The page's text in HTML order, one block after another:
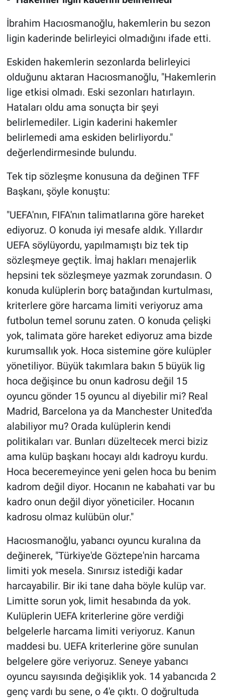
İbrahim Hacıosmanoğlu, hakemlerin bu sezon
ligin kaderinde belirleyici olmadığını ifade etti.
Eskiden hakemlerin sezonlarda belirleyici
olduğunu aktaran Hacıosmanoğlu, "Hakemlerin
lige etkisi olmadı. Eski sezonları hatırlayın.
Hataları oldu ama sonuçta bir şeyi
belirlemediler. Ligin kaderini hakemler
belirlemedi ama eskiden belirliyordu."
değerlendirmesinde bulundu.
Tek tip sözleşme konusuna da değinen TFF
Başkanı, şöyle konuştu:
"UEFA'nın, FIFA'nın talimatlarına göre hareket
ediyoruz. O konuda iyi mesafe aldık. Yıllardır
UEFA söylüyordu, yapılmamıştı biz tek tip
sözleşmeye geçtik. İmaj hakları menajerlik
hepsini tek sözleşmeye yazmak zorundasın. O
konuda kulüplerin borç batağından kurtulması,
kriterlere göre harcama limiti veriyoruz ama
futbolun temel sorunu zaten. O konuda çelişki
yok, talimata göre hareket ediyoruz ama bizde
kurumsallık yok. Hoca sistemine göre kulüpler
yönetiliyor. Büyük takımlara bakın 5 büyük lig
hoca değişince bu onun kadrosu değil 15
oyuncu gönder 15 oyuncu al diyebilir mi? Real
Madrid, Barcelona ya da Manchester United'da
alabiliyor mu? Orada kulüplerin kendi
politikaları var. Bunları düzeltecek merci biziz
ama kulüp başkanı hocayı aldı kadroyu kurdu.
Hoca beceremeyince yeni gelen hoca bu benim
kadrom değil diyor. Hocanın ne kabahati var bu
kadro onun değil diyor yöneticiler. Hocanın
kadrosu olmaz kulübün olur."
Hacıosmanoğlu, yabancı oyuncu kuralına da
değinerek, "Türkiye'de Göztepe'nin harcama
limiti yok mesela. Sınırsız istediği kadar
harcayabilir. Bir iki tane daha böyle kulüp var.
Limitte sorun yok, limit hesabında da yok.
Kulüplerin UEFA kriterlerine göre verdiği
belgelerle harcama limiti veriyoruz. Kanun
maddesi bu. UEFA kriterlerine göre sunulan
belgelere göre veriyoruz. Seneye yabancı
oyuncu sayısında değişiklik yok. 14 yabancıda 2
genç vardı bu sene, o 4'e çıktı. O doğrultuda